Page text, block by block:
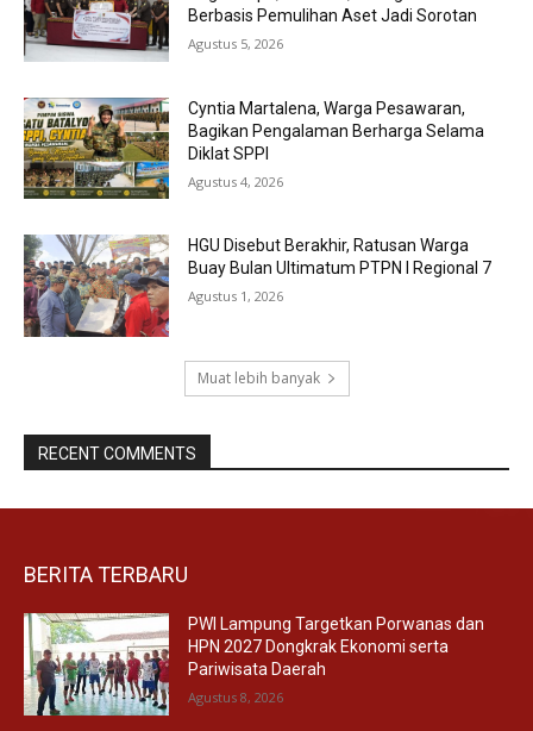
Berbasis Pemulihan Aset Jadi Sorotan
Agustus 5, 2026
Cyntia Martalena, Warga Pesawaran,
Bagikan Pengalaman Berharga Selama
Diklat SPPI
Agustus 4, 2026
HGU Disebut Berakhir, Ratusan Warga
Buay Bulan Ultimatum PTPN I Regional 7
Agustus 1, 2026
Muat lebih banyak
RECENT COMMENTS
BERITA TERBARU
PWI Lampung Targetkan Porwanas dan
HPN 2027 Dongkrak Ekonomi serta
Pariwisata Daerah
Agustus 8, 2026